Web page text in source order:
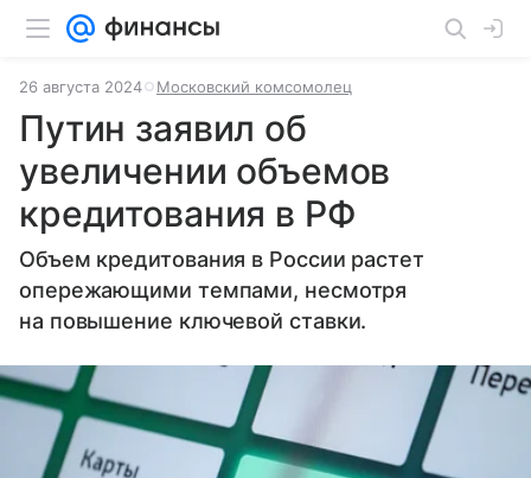
26 августа 2024 Московский комсомолец
Путин заявил об
увеличении объемов
кредитования в РФ
Объем кредитования в России растет
опережающими темпами, несмотря
на повышение ключевой ставки.